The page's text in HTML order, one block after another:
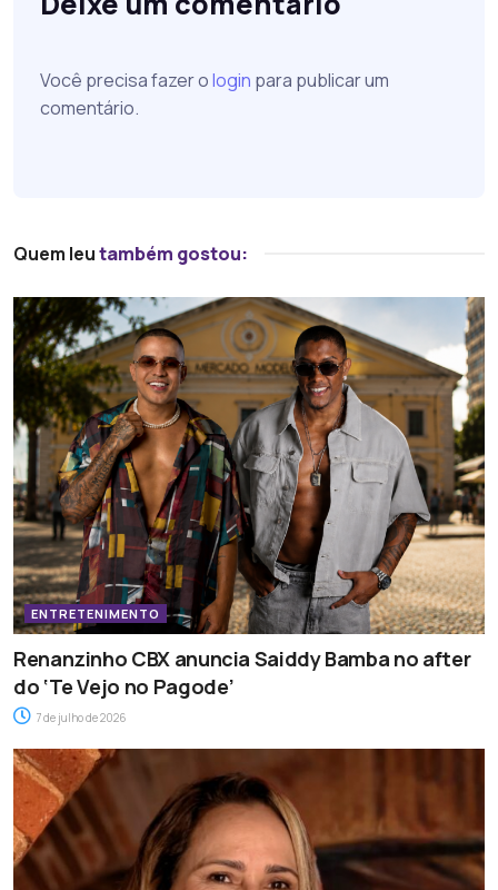
Você precisa fazer ologin para publicar um
comentário.
Quem leutambém gostou:
ENTRETENIMENTO
Renanzinho CBX anuncia Saiddy Bamba no after
do ‘Te Vejo no Pagode’
7 de julho de 2026